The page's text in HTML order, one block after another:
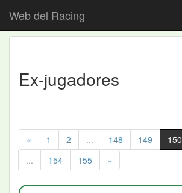
Web del Racing
Ex-jugadores
« 1 2 ... 148 149 150
...
154 155 »